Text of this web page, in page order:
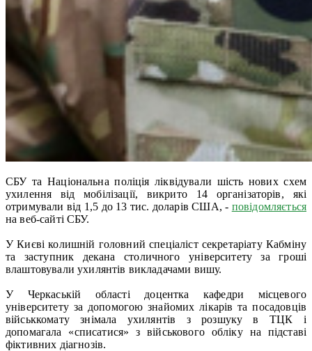
СБУ та Національна поліція ліквідували шість нових схем
ухилення від мобілізації, викрито 14 організаторів, які
отримували від 1,5 до 13 тис. доларів США, - повідомляється
на веб-сайті СБУ.
У Києві колишній головний спеціаліст секретаріату Кабміну
та заступник декана столичного університету за гроші
влаштовували ухилянтів викладачами вишу.
У Черкаській області доцентка кафедри місцевого
університету за допомогою знайомих лікарів та посадовців
військкомату знімала ухилянтів з розшуку в ТЦК і
допомагала «списатися» з військового обліку на підставі
фіктивних діагнозів.